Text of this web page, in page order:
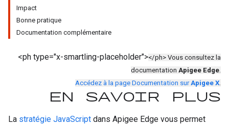
Impact
Bonne pratique
Documentation complémentaire
<ph type="x-smartling-placeholder"></ph> Vous consultez la
documentation Apigee Edge.
Accédez à la page Documentation surApigee X.
En savoir plus
La stratégie JavaScript dans Apigee Edge vous permet